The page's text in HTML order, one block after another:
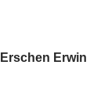
Erschen Erwin